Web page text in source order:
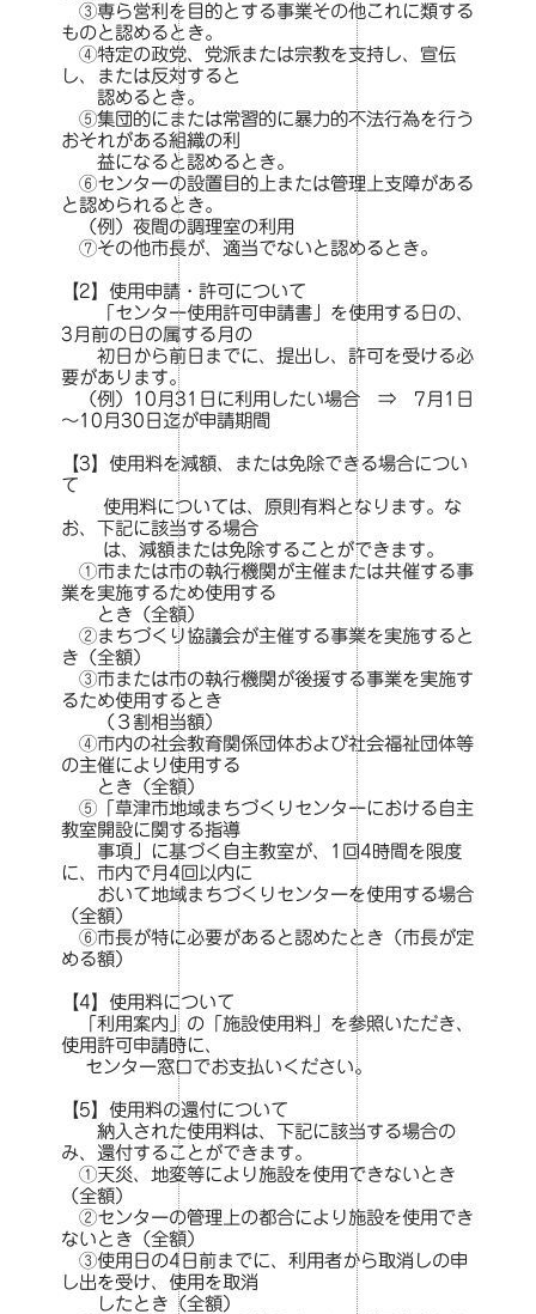
③専ら営利を目的とする事業その他これに類する
ものと認めるとき。
④特定の政党、党派または宗教を支持し、宣伝
し、または反対すると
認めるとき。
⑤集団的にまたは常習的に暴力的不法行為を行う
おそれがある組織の利
益になると認めるとき。
⑥センターの設置目的上または管理上支障がある
と認められるとき。
（例）夜間の調理室の利用
⑦その他市長が、適当でないと認めるとき。
【2】使用申請・許可について
「センター使用許可申請書」を使用する日の、
3月前の日の属する月の
初日から前日までに、提出し、許可を受ける必
要があります。
（例）10月31日に利用したい場合 ⇒ 7月1日
～10月30日迄が申請期間
【3】使用料を減額、または免除できる場合につい
て
使用料については、原則有料となります。な
お、下記に該当する場合
は、減額または免除することができます。
①市または市の執行機関が主催または共催する事
業を実施するため使用する
とき（全額）
②まちづくり協議会が主催する事業を実施すると
き（全額）
③市または市の執行機関が後援する事業を実施す
るため使用するとき
（３割相当額）
④市内の社会教育関係団体および社会福祉団体等
の主催により使用する
とき（全額）
⑤「草津市地域まちづくりセンターにおける自主
教室開設に関する指導
事項」に基づく自主教室が、1回4時間を限度
に、市内で月4回以内に
おいて地域まちづくりセンターを使用する場合
（全額）
⑥市長が特に必要があると認めたとき（市長が定
める額）
【4】使用料について
「利用案内」の「施設使用料」を参照いただき、
使用許可申請時に、
センター窓口でお支払いください。
【5】使用料の還付について
納入された使用料は、下記に該当する場合の
み、還付することができます。
①天災、地変等により施設を使用できないとき
（全額）
②センターの管理上の都合により施設を使用でき
ないとき（全額）
③使用日の4日前までに、利用者から取消しの申
し出を受け、使用を取消
したとき（全額）